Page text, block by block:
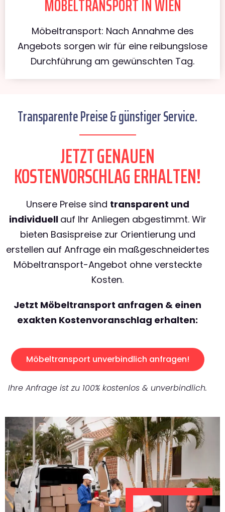
MÖBELTRANSPORT IN WIEN
Möbeltransport: Nach Annahme des
Angebots sorgen wir für eine reibungslose
Durchführung am gewünschten Tag.
Transparente Preise & günstiger Service.
JETZT GENAUEN
KOSTENVORSCHLAG ERHALTEN!
Unsere Preise sind transparent und
individuell auf Ihr Anliegen abgestimmt. Wir
bieten Basispreise zur Orientierung und
erstellen auf Anfrage ein maßgeschneidertes
Möbeltransport-Angebot ohne versteckte
Kosten.
Jetzt Möbeltransport anfragen & einen
exakten Kostenvoranschlag erhalten:
Möbeltransport unverbindlich anfragen!
Ihre Anfrage ist zu 100% kostenlos & unverbindlich.